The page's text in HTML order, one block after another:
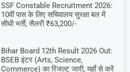
SSF Constable Recruitment 2026:
10वीं पास के लिए सचिवालय सुरक्षा बल में
सीधी भर्ती, सैलरी ₹63,200/-
Bihar Board 12th Result 2026 Out:
BSEB इंटर (Arts, Science,
Commerce) का रिजल्ट जारी, यहाँ से करें